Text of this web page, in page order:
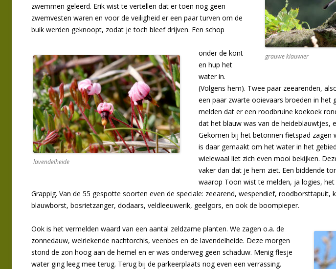
grauwe klauwier
zwemmen geleerd. Erik wist te vertellen dat er toen nog geen
zwemvesten waren en voor de veiligheid er een paar turven om de
buik werden geknoopt, zodat je toch bleef drijven. Een schop
lavendelheide
onder de kont
en hup het
water in.
(Volgens hem). Twee paar zeearenden,
een paar zwarte ooievaars broeden in het
melden dat er een roodbruine koekoek
dat het blauw was van de heideblauwtjes,
Gekomen bij het betonnen fietspad zagen
is daar gemaakt om het water in het
wielewaal liet zich even mooi bekijken.
vaker dan dat je hem ziet. Een biddende
waarop Toon wist te melden, ja logies,
Grappig. Van de 55 gespotte soorten even de speciale: zeearend, wespendief, roodborsttapuit,
blauwborst, bosrietzanger, dodaars, veldleeuwerik, geelgors, en ook de boompieper.
Ook is het vermelden waard van een aantal zeldzame planten. We zagen o.a. de
zonnedauw, welriekende nachtorchis, veenbes en de lavendelheide. Deze morgen
stond de zon hoog aan de hemel en er was onderweg geen schaduw. Menig flesje
water ging leeg mee terug. Terug bij de parkeerplaats nog even een verrassing.